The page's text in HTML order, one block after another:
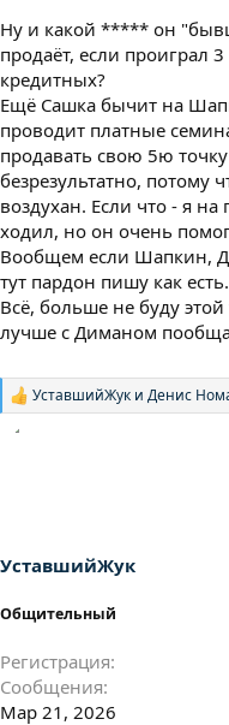
Ну и какой ***** он
продаёт, если проиграл
кредитных?
Ещё Сашка бычит на
проводит платные
продавать свою 5ю
безрезультатно, потому
воздухан. Если что - я
ходил, но он очень
Вообщем если Шапкин,
тут пардон пишу как
Всё, больше не буду
лучше с Диманом
Р
УставшийЖук и Денис
УставшийЖук
Общительный
Регистрация
Сообщения
Мар 21, 2026